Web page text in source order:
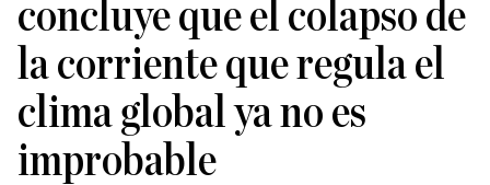
concluye que el colapso de
la corriente que regula el
clima global ya no es
improbable